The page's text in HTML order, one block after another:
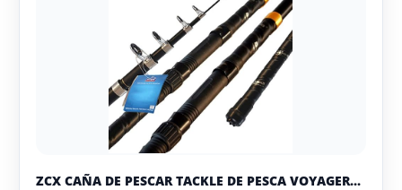
ZCX CAÑA DE PESCAR TACKLE DE PESCA VOYAGER...